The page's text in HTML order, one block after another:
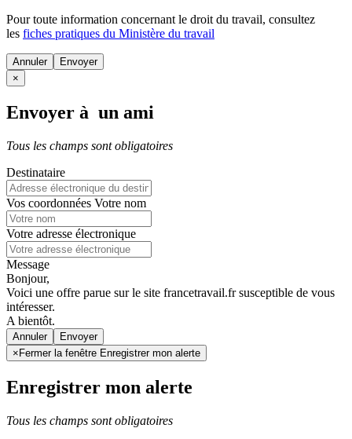
Pour toute information concernant le droit du travail, consultez
les fiches pratiques du Ministère du travail
Annuler
×
Envoyer à un ami
Tous les champs sont obligatoires
Destinataire
Vos coordonnées Votre nom
Votre adresse électronique
Message
Bonjour,
Voici une offre parue sur le site francetravail.fr susceptible de vous
intéresser.
A bientôt.
Annuler
× Fermer la fenêtre Enregistrer mon alerte
Enregistrer mon alerte
Tous les champs sont obligatoires